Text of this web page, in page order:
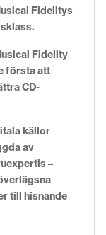
Fidelitys
Fidelity
första att
CD-
källor
av
–
till hisnande